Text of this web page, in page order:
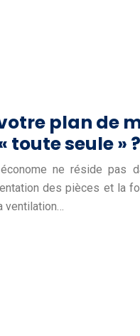
plan de
toute seule » ?
ne réside pas
des pièces et la
ventilation…